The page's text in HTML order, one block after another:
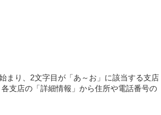
まり、2文字目が「あ～お」に該当する支店
支店の「詳細情報」から住所や電話番号の